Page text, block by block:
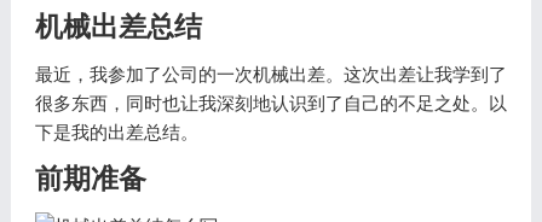
机械出差总结
最近，我参加了公司的一次机械出差。这次出差让我学到了
很多东西，同时也让我深刻地认识到了自己的不足之处。以
下是我的出差总结。
前期准备